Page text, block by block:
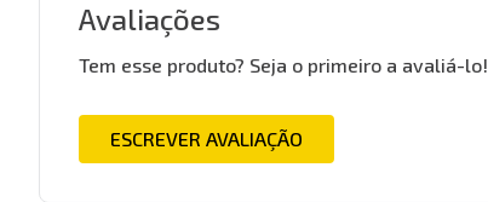
Avaliações
Tem esse produto? Seja o primeiro a avaliá-lo!
ESCREVER AVALIAÇÃO